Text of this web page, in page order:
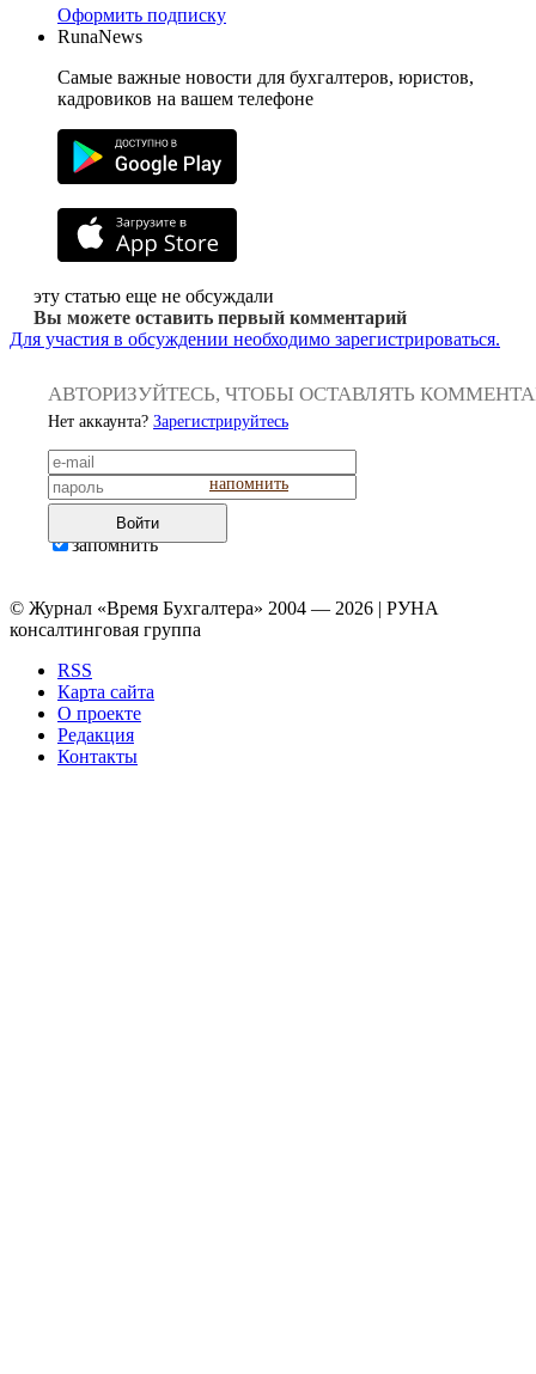
Оформить подписку
RunaNews
Самые важные новости для бухгалтеров, юристов,
кадровиков на вашем телефоне
эту статью еще не обсуждали
Вы можете оставить первый комментарий
Для участия в обсуждении необходимо зарегистрироваться.
АВТОРИЗУЙТЕСЬ, ЧТОБЫ ОСТАВЛЯТЬ
Нет аккаунта? Зарегистрируйтесь
напомнить
Войти
запомнить
© Журнал «Время Бухгалтера» 2004 — 2026 | РУНА
консалтинговая группа
RSS
Карта сайта
О проекте
Редакция
Контакты